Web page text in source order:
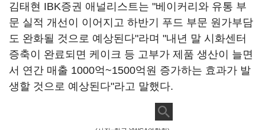
김태현 IBK증권 애널리스트는 "베이커리와 유통 부
문 실적 개선이 이어지고 하반기 푸드 부문 원가부담
도 완화될 것으로 예상된다"라며 "내년 말 시화센터
증축이 완료되면 케이크 등 고부가 제품 생산이 늘면
서 연간 매출 1000억~1500억원 증가하는 효과가 발
생할 것으로 예상된다"라고 말했다.